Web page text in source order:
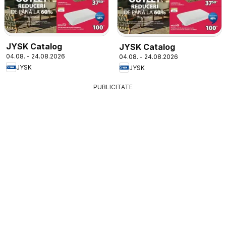
JYSK Catalog
04.08. - 24.08.2026
JYSK
JYSK Catalog
04.08. - 24.08.2026
JYSK
PUBLICITATE